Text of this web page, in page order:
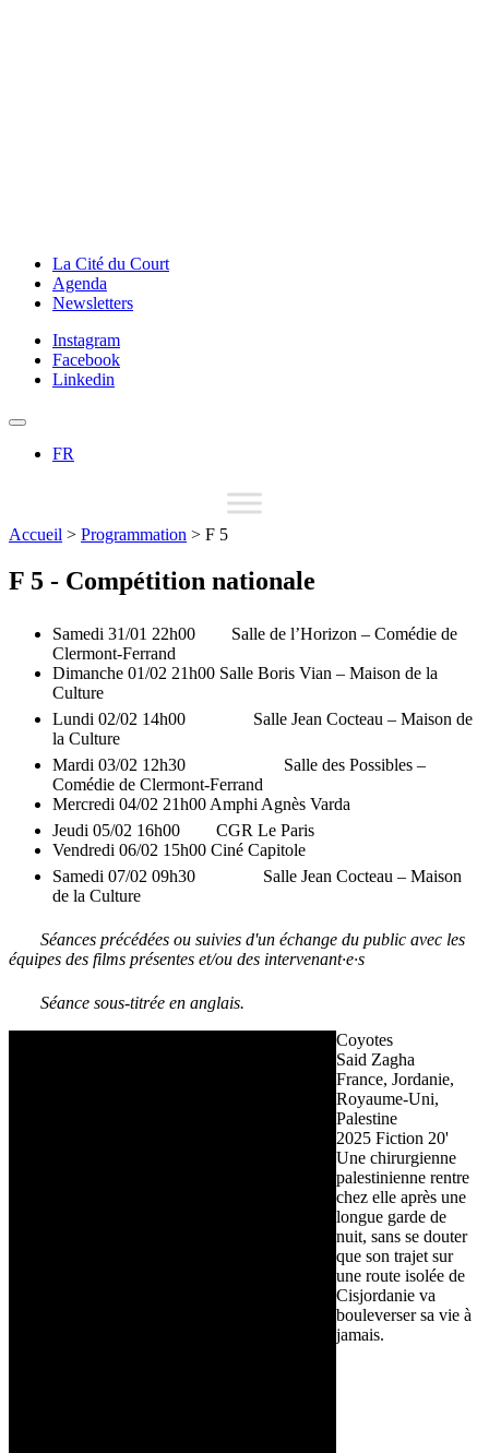
La Cité du Court
Agenda
Newsletters
Instagram
Facebook
Linkedin
FR
Accueil > Programmation > F 5
F 5 - Compétition nationale
Samedi 31/01 22h00
Salle de l’Horizon – Comédie de
Clermont-Ferrand
Dimanche 01/02 21h00 Salle Boris Vian – Maison de la
Culture
Lundi 02/02 14h00
Salle Jean Cocteau – Maison de
la Culture
Mardi 03/02 12h30
Salle des Possibles –
Comédie de Clermont-Ferrand
Mercredi 04/02 21h00 Amphi Agnès Varda
Jeudi 05/02 16h00
CGR Le Paris
Vendredi 06/02 15h00 Ciné Capitole
Samedi 07/02 09h30
Salle Jean Cocteau – Maison
de la Culture
Séances précédées ou suivies d'un échange du public avec les
équipes des films présentes et/ou des intervenant·e·s
Séance sous-titrée en anglais.
Coyotes
Said Zagha
France, Jordanie,
Royaume-Uni,
Palestine
2025 Fiction 20'
Une chirurgienne
palestinienne rentre
chez elle après une
longue garde de
nuit, sans se douter
que son trajet sur
une route isolée de
Cisjordanie va
bouleverser sa vie à
jamais.